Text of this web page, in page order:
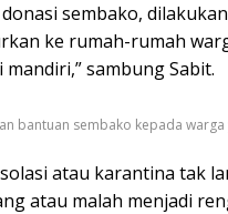
sembako,
ke rumah-rumah
sambung Sabit.
bantuan sembako kepada
atau karantina tak
atau malah menjadi